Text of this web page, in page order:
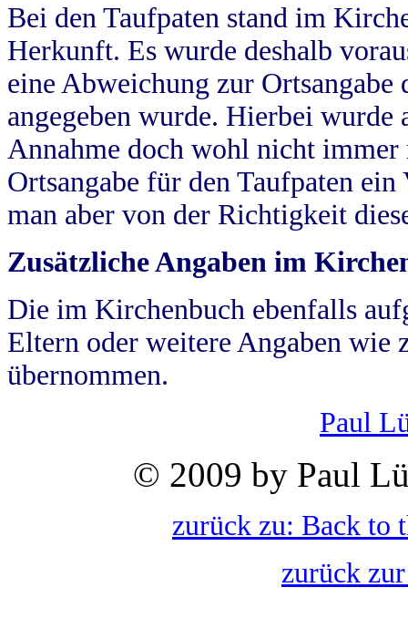
Bei den Taufpaten stand im
Herkunft. Es wurde deshalb
eine Abweichung zur
angegeben wurde. Hierbei wurde
Annahme doch wohl nicht
Ortsangabe für den Taufpaten
man aber von der Richtigkeit
Zusätzliche Angaben im
Die im Kirchenbuch ebenfalls
Eltern oder weitere Angaben wie
übernommen.
Paul
© 2009 by Paul
zurück zu: Back to
zurück